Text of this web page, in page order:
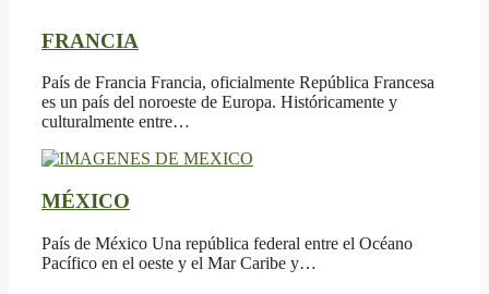
FRANCIA
País de Francia Francia, oficialmente República Francesa
es un país del noroeste de Europa. Históricamente y
culturalmente entre…
MÉXICO
País de México Una república federal entre el Océano
Pacífico en el oeste y el Mar Caribe y…